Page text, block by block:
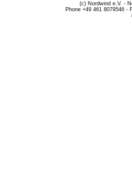
(c) Nordwind e.V. -
Phone +49 461 8079546 -